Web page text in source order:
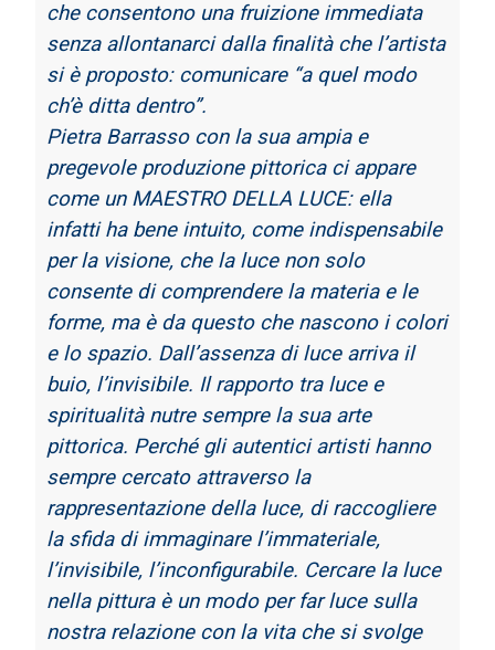
che consentono una fruizione immediata
senza allontanarci dalla finalità che l’artista
si è proposto: comunicare “a quel modo
ch’è ditta dentro”.
Pietra Barrasso con la sua ampia e
pregevole produzione pittorica ci appare
come un MAESTRO DELLA LUCE: ella
infatti ha bene intuito, come indispensabile
per la visione, che la luce non solo
consente di comprendere la materia e le
forme, ma è da questo che nascono i colori
e lo spazio. Dall’assenza di luce arriva il
buio, l’invisibile. Il rapporto tra luce e
spiritualità nutre sempre la sua arte
pittorica. Perché gli autentici artisti hanno
sempre cercato attraverso la
rappresentazione della luce, di raccogliere
la sfida di immaginare l’immateriale,
l’invisibile, l’inconfigurabile. Cercare la luce
nella pittura è un modo per farluce sulla
nostra relazione con la vita che si svolge